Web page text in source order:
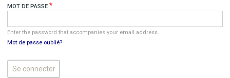
MOT DE PASSE
Enter the password that accompanies your email address.
Mot de passe oublié?